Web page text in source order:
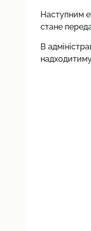
Наступним
стане
В